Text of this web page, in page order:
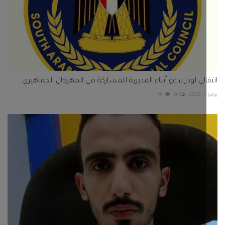
لودر يدعو أبناء المديرية للمشاركة في المهرجان الجماهيري...
0
19